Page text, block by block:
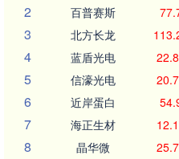
2 百普赛斯
3 北方长龙
4 蓝盾光电
5 信濠光电
6 近岸蛋白
7 海正生材
8 晶华微